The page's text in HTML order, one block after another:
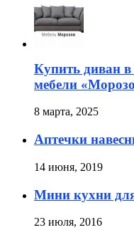
Купить диван
мебели
8 марта, 2025
Аптечки
14 июня, 2019
Мини кухни
23 июля, 2016